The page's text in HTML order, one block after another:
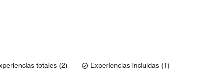
totales (2) Experiencias incluidas (1)